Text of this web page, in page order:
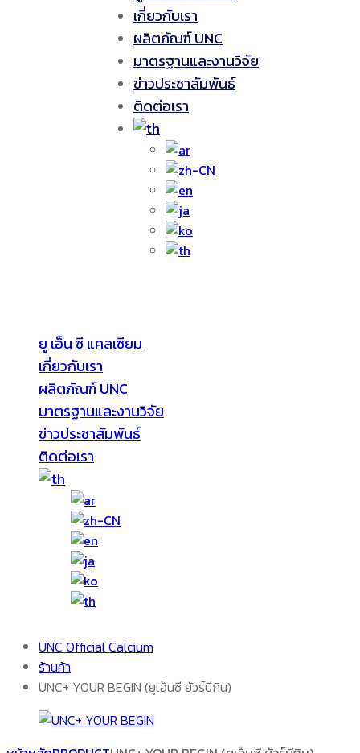
เกี่ยวกับเรา
ผลิตภัณฑ์ UNC
มาตรฐานและงานวิจัย
ข่าวประชาสัมพันธ์
ติดต่อเรา
ยู เอ็น ซี แคลเซียม
เกี่ยวกับเรา
ผลิตภัณฑ์ UNC
มาตรฐานและงานวิจัย
ข่าวประชาสัมพันธ์
ติดต่อเรา
UNC Official Calcium
ร้านค้า
UNC+ YOUR BEGIN (ยูเอ็นซี ยัวร์บีกิน)